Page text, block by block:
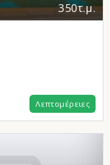
350τ.μ.
Λεπτομέρειες